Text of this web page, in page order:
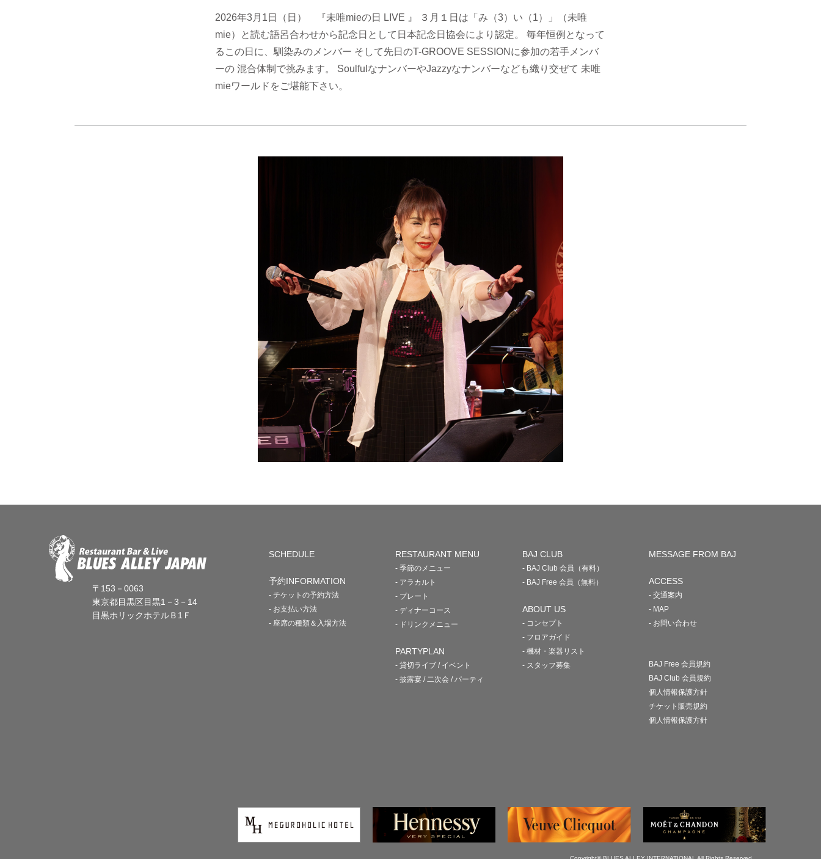
2026年3月1日（日） 『未唯mieの日 LIVE 』 ３月１日は「み（3）い（1）」（未唯
mie）と読む語呂合わせから記念日として日本記念日協会により認定。 毎年恒例となって
るこの日に、馴染みのメンバー そして先日のT-GROOVE SESSIONに参加の若手メンバ
ーの 混合体制で挑みます。 SoulfulなナンバーやJazzyなナンバーなども織り交ぜて 未唯
mieワールドをご堪能下さい。
〒153－0063
東京都目黒区目黒1－3－14
目黒ホリックホテルＢ1Ｆ
SCHEDULE
予約INFORMATION
- チケットの予約方法
- お支払い方法
- 座席の種類＆入場方法
RESTAURANT MENU
- 季節のメニュー
- アラカルト
- プレート
- ディナーコース
- ドリンクメニュー
PARTYPLAN
- 貸切ライブ / イベント
- 披露宴 / 二次会 / パーティ
BAJ CLUB
- BAJ Club 会員（有料）
- BAJ Free 会員（無料）
ABOUT US
- コンセプト
- フロアガイド
- 機材・楽器リスト
- スタッフ募集
MESSAGE FROM BAJ
ACCESS
- 交通案内
- MAP
- お問い合わせ
BAJ Free 会員規約
BAJ Club 会員規約
個人情報保護方針
チケット販売規約
個人情報保護方針